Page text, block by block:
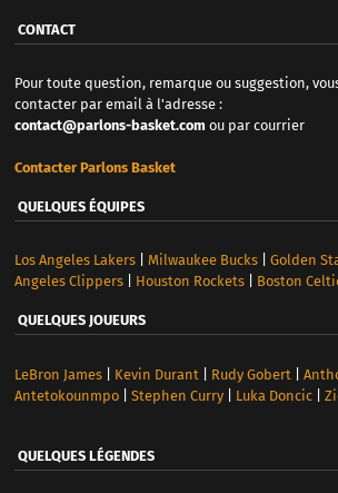
CONTACT
Pour toute question, remarque ou suggestion,
contacter par email à l'adresse :
contact@parlons-basket.com ou par courrier
Contacter Parlons Basket
QUELQUES ÉQUIPES
Los Angeles Lakers| Milwaukee Bucks| Golden
Angeles Clippers| Houston Rockets| Boston
QUELQUES JOUEURS
LeBron James| Kevin Durant Rudy Gobert
Antetokounmpo| Stephen Curry| Luka Doncic|
QUELQUES LÉGENDES